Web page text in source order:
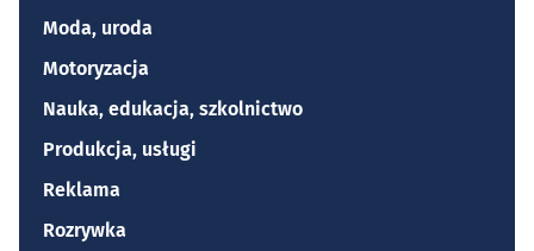
Moda, uroda
Motoryzacja
Nauka, edukacja, szkolnictwo
Produkcja, usługi
Reklama
Rozrywka